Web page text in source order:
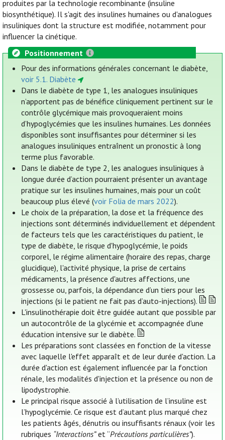
produites par la technologie recombinante (insuline
biosynthétique). Il s'agit des insulines humaines ou d'analogues
insuliniques dont la structure est modifiée, notamment pour
influencer la cinétique.
Positionnement
Pour des informations générales concernant le diabète,
voir 5.1. Diabète
Dans le diabète de type 1, les analogues insuliniques
n’apportent pas de bénéfice cliniquement pertinent sur le
contrôle glycémique mais provoqueraient moins
d’hypoglycémies que les insulines humaines. Les données
disponibles sont insuffisantes pour déterminer si les
analogues insuliniques entraînent un pronostic à long
terme plus favorable.
Dans le diabète de type 2, les analogues insuliniques à
longue durée d’action pourraient présenter un avantage
pratique sur les insulines humaines, mais pour un coût
beaucoup plus élevé (voir Folia de mars 2022).
Le choix de la préparation, la dose et la fréquence des
injections sont déterminés individuellement et dépendent
de facteurs tels que les caractéristiques du patient, le
type de diabète, le risque d'hypoglycémie, le poids
corporel, le régime alimentaire (horaire des repas, charge
glucidique), l'activité physique, la prise de certains
médicaments, la présence d'autres affections, une
grossesse ou, parfois, la dépendance d’un tiers pour les
injections (si le patient ne fait pas d’auto-injections).
L'insulinothérapie doit être guidée autant que possible par
un autocontrôle de la glycémie et accompagnée d'une
éducation intensive sur le diabète.
Les préparations sont classées en fonction de la vitesse
avec laquelle l'effet apparaît et de leur durée d'action. La
durée d'action est également influencée par la fonction
rénale, les modalités d'injection et la présence ou non de
lipodystrophie.
Le principal risque associé à l’utilisation de l’insuline est
l’hypoglycémie. Ce risque est d’autant plus marqué chez
les patients âgés, dénutris ou insuffisants rénaux (voir les
rubriques “Interactions”et “Précautions particulières”).